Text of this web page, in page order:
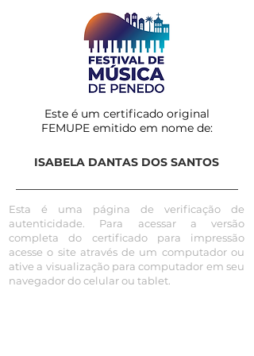
Este é um certificado original
FEMUPE emitido em nome de:
ISABELA DANTAS DOS SANTOS
Esta é uma página de verificação de
autenticidade. Para acessar a versão
completa do certificado para impressão
acesse o site através de um computador ou
ative a visualização para computador em seu
navegador do celular ou tablet.